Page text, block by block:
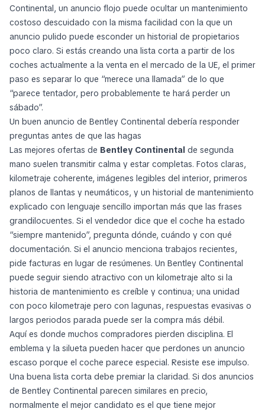
Continental, un anuncio flojo puede ocultar un mantenimiento
costoso descuidado con la misma facilidad con la que un
anuncio pulido puede esconder un historial de propietarios
poco claro. Si estás creando una lista corta a partir de los
coches actualmente a la venta en el mercado de la UE, el primer
paso es separar lo que “merece una llamada” de lo que
“parece tentador, pero probablemente te hará perder un
sábado”.
Un buen anuncio de Bentley Continental debería responder
preguntas antes de que las hagas
Las mejores ofertas de Bentley Continental de segunda
mano suelen transmitir calma y estar completas. Fotos claras,
kilometraje coherente, imágenes legibles del interior, primeros
planos de llantas y neumáticos, y un historial de mantenimiento
explicado con lenguaje sencillo importan más que las frases
grandilocuentes. Si el vendedor dice que el coche ha estado
“siempre mantenido”, pregunta dónde, cuándo y con qué
documentación. Si el anuncio menciona trabajos recientes,
pide facturas en lugar de resúmenes. Un Bentley Continental
puede seguir siendo atractivo con un kilometraje alto si la
historia de mantenimiento es creíble y continua; una unidad
con poco kilometraje pero con lagunas, respuestas evasivas o
largos periodos parada puede ser la compra más débil.
Aquí es donde muchos compradores pierden disciplina. El
emblema y la silueta pueden hacer que perdones un anuncio
escaso porque el coche parece especial. Resiste ese impulso.
Una buena lista corta debe premiar la claridad. Si dos anuncios
de Bentley Continental parecen similares en precio,
normalmente el mejor candidato es el que tiene mejor